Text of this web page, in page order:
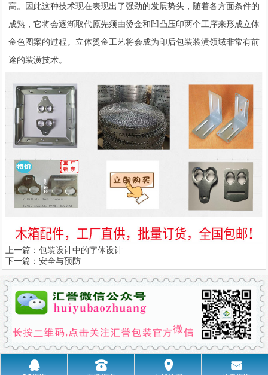
高。因此这种技术现在表现出了强劲的发展势头，随着各方面条件的
成熟，它将会逐渐取代原先须由烫金和凹凸压印两个工序来形成立体
金色图案的过程。立体烫金工艺将会成为印后包装装潢领域非常有前
途的装潢技术。
上一篇： 包装设计中的字体设计
下一篇： 安全与预防
󰇇 󰇯 󰅊 󰄸